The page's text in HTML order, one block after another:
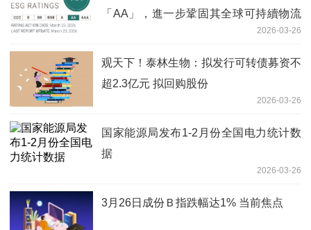
「AA」，進一步鞏固其全球可持續物流
2026-03-26
观天下！泰林生物：拟发行可转债募资不
超2.3亿元 拟回购股份
2026-03-26
国家能源局发布1-2月份全国电力统计数
据
2026-03-26
3月26日成份Ｂ指跌幅达1% 当前焦点